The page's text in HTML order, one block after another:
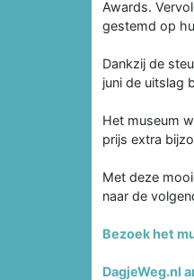
Awards.
gestemd op
Dankzij de
juni de uitslag
Het museum
prijs extra
Met deze
naar de
Bezoek het
DagjeWeg.nl